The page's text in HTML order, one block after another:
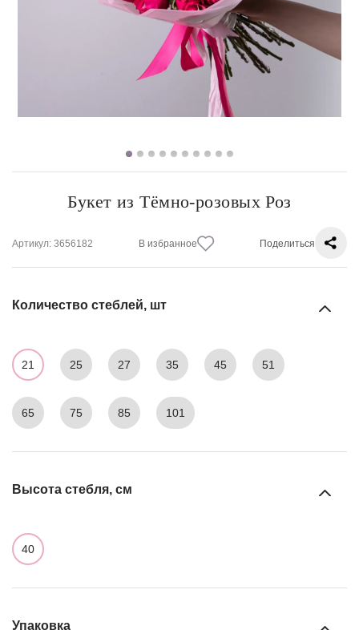
Букет из Тёмно-розовых Роз
Артикул: 3656182 В избранное Поделиться
Количество стеблей, шт
21 25 27 35 45 51
65 75 85 101
Высота стебля, см
40
Упаковка